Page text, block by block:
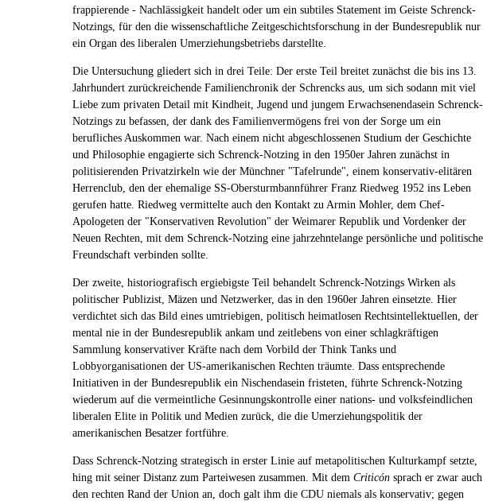
frappierende - Nachlässigkeit handelt oder um ein subtiles Statement im Geiste Schrenck-
Notzings, für den die wissenschaftliche Zeitgeschichtsforschung in der Bundesrepublik nur
ein Organ des liberalen Umerziehungsbetriebs darstellte.
Die Untersuchung gliedert sich in drei Teile: Der erste Teil breitet zunächst die bis ins 13.
Jahrhundert zurückreichende Familienchronik der Schrencks aus, um sich sodann mit viel
Liebe zum privaten Detail mit Kindheit, Jugend und jungem Erwachsenendasein Schrenck-
Notzings zu befassen, der dank des Familienvermögens frei von der Sorge um ein
berufliches Auskommen war. Nach einem nicht abgeschlossenen Studium der Geschichte
und Philosophie engagierte sich Schrenck-Notzing in den 1950er Jahren zunächst in
politisierenden Privatzirkeln wie der Münchner "Tafelrunde", einem konservativ-elitären
Herrenclub, den der ehemalige SS-Obersturmbannführer Franz Riedweg 1952 ins Leben
gerufen hatte. Riedweg vermittelte auch den Kontakt zu Armin Mohler, dem Chef-
Apologeten der "Konservativen Revolution" der Weimarer Republik und Vordenker der
Neuen Rechten, mit dem Schrenck-Notzing eine jahrzehntelange persönliche und politische
Freundschaft verbinden sollte.
Der zweite, historiografisch ergiebigste Teil behandelt Schrenck-Notzings Wirken als
politischer Publizist, Mäzen und Netzwerker, das in den 1960er Jahren einsetzte. Hier
verdichtet sich das Bild eines umtriebigen, politisch heimatlosen Rechtsintellektuellen, der
mental nie in der Bundesrepublik ankam und zeitlebens von einer schlagkräftigen
Sammlung konservativer Kräfte nach dem Vorbild der Think Tanks und
Lobbyorganisationen der US-amerikanischen Rechten träumte. Dass entsprechende
Initiativen in der Bundesrepublik ein Nischendasein fristeten, führte Schrenck-Notzing
wiederum auf die vermeintliche Gesinnungskontrolle einer nations- und volksfeindlichen
liberalen Elite in Politik und Medien zurück, die die Umerziehungspolitik der
amerikanischen Besatzer fortführe.
Dass Schrenck-Notzing strategisch in erster Linie auf metapolitischen Kulturkampf setzte,
hing mit seiner Distanz zum Parteiwesen zusammen. Mit dem Criticón sprach er zwar auch
den rechten Rand der Union an, doch galt ihm die CDU niemals als konservativ; gegen